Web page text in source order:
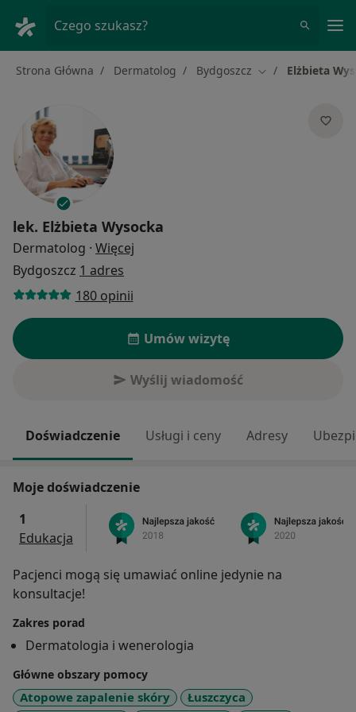
Czego szukasz?
Strona Główna Dermatolog Bydgoszcz Zmień miasto
Elżbieta
lek. Elżbieta Wysocka
Dermatolog · Więcej
Bydgoszcz 1 adres
180 opinii
Umów wizytę
Wyślij wiadomość
Doświadczenie Usługi i ceny Adresy
Moje doświadczenie
1
Edukacja
Pacjenci mogą się umawiać online jedynie na
konsultacje!
Zakres porad
Dermatologia i wenerologia
Główne obszary pomocy
Atopowe zapalenie skóry
Łuszczyca